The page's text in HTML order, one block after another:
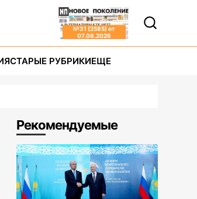
№31 (2585) от
07.08.2026
СТАРЫЕ РУБРИКИЕЩЕ
Рекомендуемые